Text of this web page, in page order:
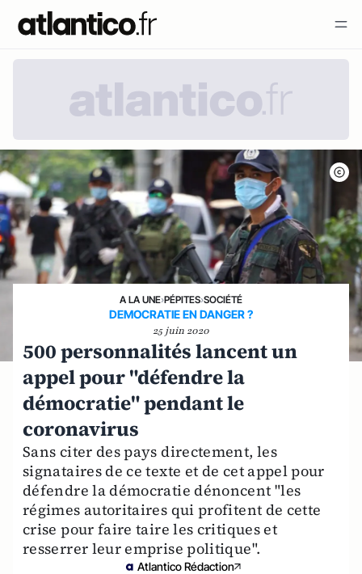
A LA UNE›PÉPITES›SOCIÉTÉ
DEMOCRATIE EN DANGER ?
25 juin 2020
500 personnalités lancent un
appel pour "défendre la
démocratie" pendant le
coronavirus
Sans citer des pays directement, les
signataires de ce texte et de cet appel pour
défendre la démocratie dénoncent "les
régimes autoritaires qui profitent de cette
crise pour faire taire les critiques et
resserrer leur emprise politique".
Atlantico Rédaction